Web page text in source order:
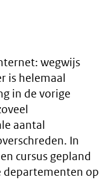
wegwijs
is helemaal
in de vorige
aantal
In
cursus gepland
departementen op